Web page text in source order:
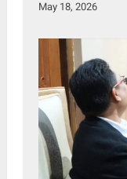
May 18, 2026